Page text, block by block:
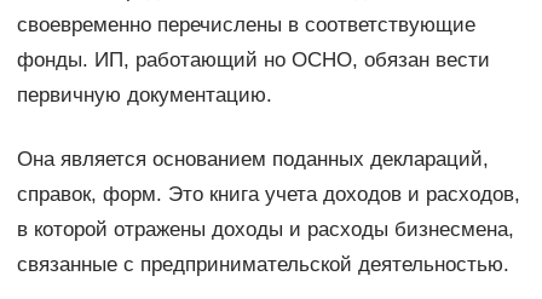
своевременно перечислены в соответствующие
фонды. ИП, работающий но ОСНО, обязан вести
первичную документацию.
Она является основанием поданных деклараций,
справок, форм. Это книга учета доходов и расходов,
в которой отражены доходы и расходы бизнесмена,
связанные с предпринимательской деятельностью.